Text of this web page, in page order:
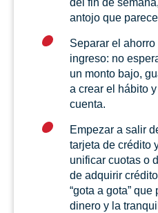
del fin de
antojo que
Separar el
ingreso: no
un monto bajo,
a crear el hábito
cuenta.
Empezar a salir
tarjeta de crédito
unificar cuotas o
de adquirir
“gota a gota”
dinero y la